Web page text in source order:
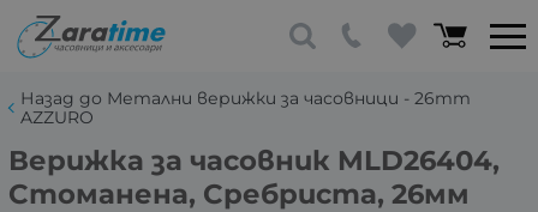
Назад до Метални верижки за часовници - 26mm
AZZURO
Верижка за часовник MLD26404,
Стоманена, Сребриста, 26мм